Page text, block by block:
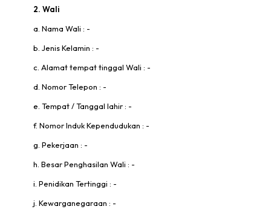
2. Wali
a. Nama Wali : -
b. Jenis Kelamin : -
c. Alamat tempat tinggal Wali : -
d. Nomor Telepon : -
e. Tempat / Tanggal lahir : -
f. Nomor Induk Kependudukan : -
g. Pekerjaan : -
h. Besar Penghasilan Wali : -
i. Penidikan Tertinggi : -
j. Kewarganegaraan : -